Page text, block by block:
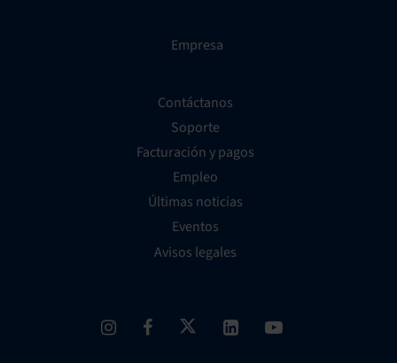
Empresa
Contáctanos
Soporte
Facturación y pagos
Empleo
Últimas noticias
Eventos
Avisos legales